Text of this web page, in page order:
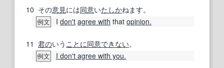
10 その意見には同意いたしかねます。
例文 I don't agree with that opinion.
11 君のいう ことに同意できない。
例文 I don't agree with you.